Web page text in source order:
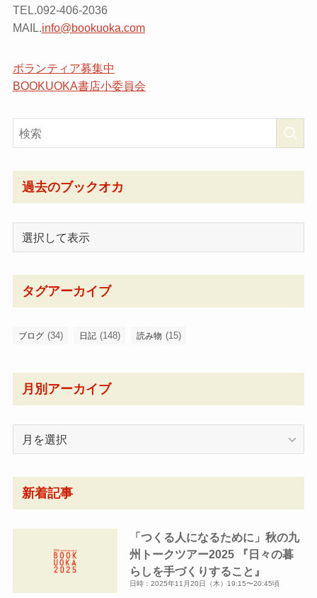
TEL.092-406-2036
MAIL.info@bookuoka.com
ボランティア募集中
BOOKUOKA書店小委員会
過去のブックオカ
タグアーカイブ
ブログ (34) 日記 (148) 読み物 (15)
月別アーカイブ
ー
カ
新着記事
「つくる人になるために」秋の九
州トークツアー2025 『日々の暮
らしを手づくりすること』
日時：2025年11月20日（木）19:15〜20:45頃